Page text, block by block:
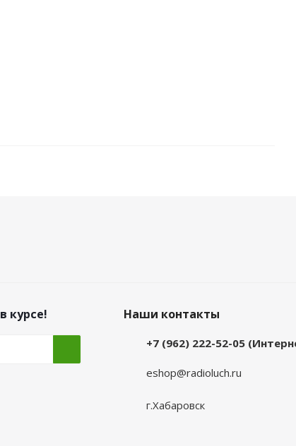
курсе! Наши контакты
+7 (962) 222-52-05
eshop@radioluch.ru
г.Хабаровск